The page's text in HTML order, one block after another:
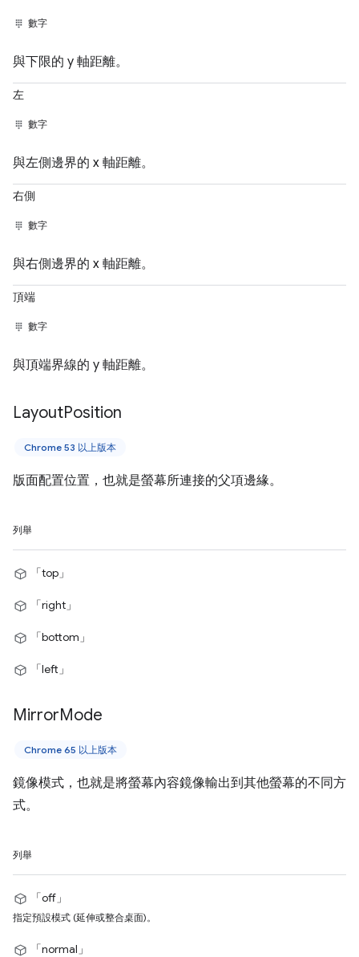
數字
與下限的 y 軸距離。
左
數字
與左側邊界的 x 軸距離。
右側
數字
與右側邊界的 x 軸距離。
頂端
數字
與頂端界線的 y 軸距離。
LayoutPosition
Chrome 53 以上版本
版面配置位置，也就是螢幕所連接的父項邊緣。
列舉
「top」
「right」
「bottom」
「left」
MirrorMode
Chrome 65 以上版本
鏡像模式，也就是將螢幕內容鏡像輸出到其他螢幕的不同方
式。
列舉
「off」
指定預設模式 (延伸或整合桌面)。
「normal」